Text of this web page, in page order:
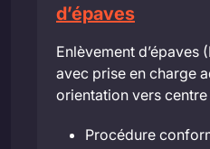
d’épaves
Enlèvement d’épaves
avec prise en charge
orientation vers
Procédure